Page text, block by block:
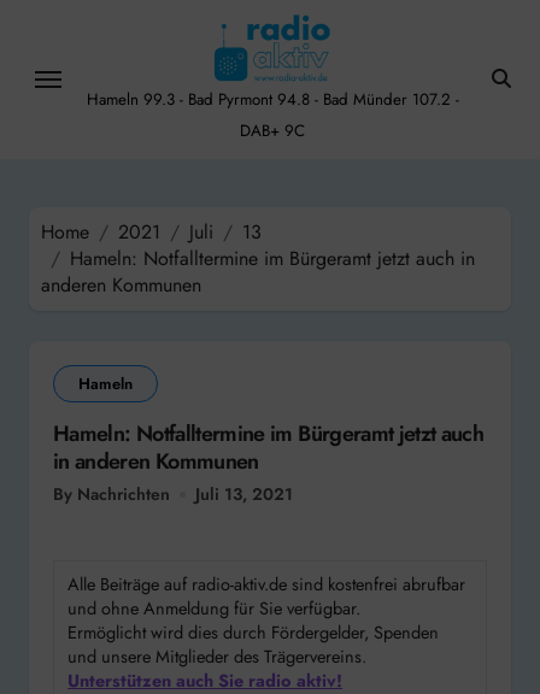
content
Hameln 99.3 - Bad Pyrmont 94.8 - Bad Münder 107.2 -
DAB+ 9C
Home 2021 Juli
13
Hameln: Notfalltermine im Bürgeramt jetzt auch in
anderen Kommunen
Hameln
Hameln: Notfalltermine im Bürgeramt jetzt auch
in anderen Kommunen
By Nachrichten Juli 13, 2021
Alle Beiträge auf radio-aktiv.de sind kostenfrei abrufbar
und ohne Anmeldung für Sie verfügbar.
Ermöglicht wird dies durch Fördergelder, Spenden
und unsere Mitglieder des Trägervereins.
Unterstützen auch Sie radio aktiv!